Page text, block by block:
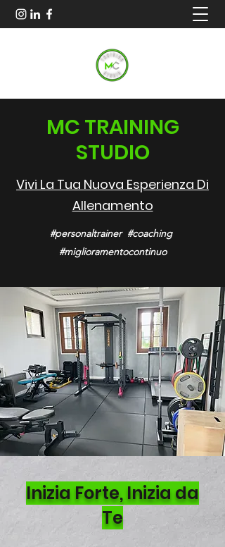
MC TRAINING
STUDIO
Vivi La Tua Nuova Esperienza Di
Allenamento
#personaltrainer #coaching
#miglioramentocontinuo
Inizia Forte, Inizia da
Te